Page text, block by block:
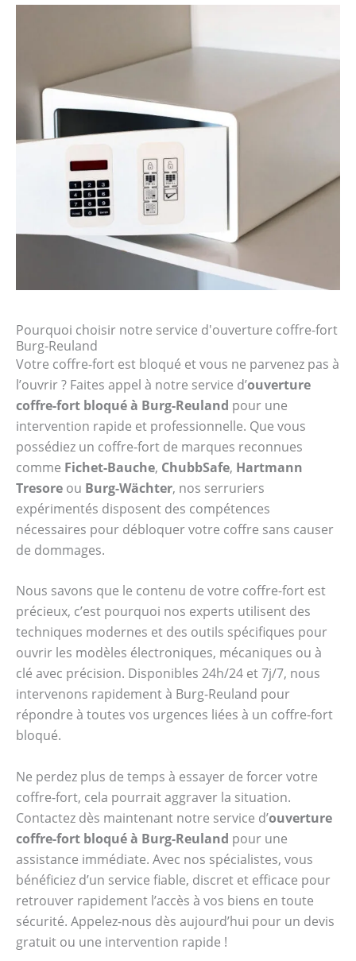
Pourquoi choisir notre service d'ouverture coffre-fort
Burg-Reuland
Votre coffre-fort est bloqué et vous ne parvenez pas à
l’ouvrir ? Faites appel à notre service d’ouverture
coffre-fort bloqué à Burg-Reuland pour une
intervention rapide et professionnelle. Que vous
possédiez un coffre-fort de marques reconnues
comme Fichet-Bauche, ChubbSafe, Hartmann
Tresore ou Burg-Wächter, nos serruriers
expérimentés disposent des compétences
nécessaires pour débloquer votre coffre sans causer
de dommages.
Nous savons que le contenu de votre coffre-fort est
précieux, c’est pourquoi nos experts utilisent des
techniques modernes et des outils spécifiques pour
ouvrir les modèles électroniques, mécaniques ou à
clé avec précision. Disponibles 24h/24 et 7j/7, nous
intervenons rapidement à Burg-Reuland pour
répondre à toutes vos urgences liées à un coffre-fort
bloqué.
Ne perdez plus de temps à essayer de forcer votre
coffre-fort, cela pourrait aggraver la situation.
Contactez dès maintenant notre service d’ouverture
coffre-fort bloqué à Burg-Reuland pour une
assistance immédiate. Avec nos spécialistes, vous
bénéficiez d’un service fiable, discret et efficace pour
retrouver rapidement l’accès à vos biens en toute
sécurité. Appelez-nous dès aujourd’hui pour un devis
gratuit ou une intervention rapide !